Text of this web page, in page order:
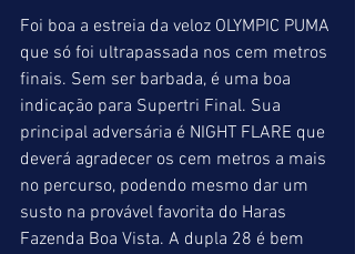
Foi boa a estreia da veloz OLYMPIC PUMA
que só foi ultrapassada nos cem metros
finais. Sem ser barbada, é uma boa
indicação para Supertri Final. Sua
principal adversária é NIGHT FLARE que
deverá agradecer os cem metros a mais
no percurso, podendo mesmo dar um
susto na provável favorita do Haras
Fazenda Boa Vista. A dupla 28 é bem